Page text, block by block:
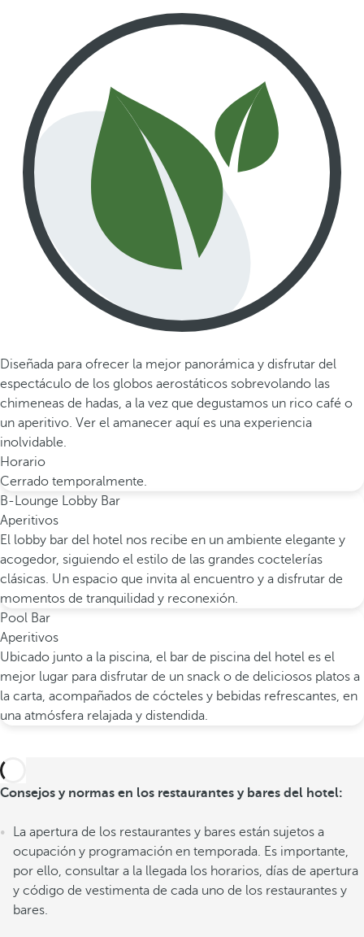
Diseñada para ofrecer la mejor panorámica y disfrutar del
espectáculo de los globos aerostáticos sobrevolando las
chimeneas de hadas, a la vez que degustamos un rico café o
un aperitivo. Ver el amanecer aquí es una experiencia
inolvidable.
Horario
Cerrado temporalmente.
B-Lounge Lobby Bar
Aperitivos
El lobby bar del hotel nos recibe en un ambiente elegante y
acogedor, siguiendo el estilo de las grandes coctelerías
clásicas. Un espacio que invita al encuentro y a disfrutar de
momentos de tranquilidad y reconexión.
Pool Bar
Aperitivos
Ubicado junto a la piscina, el bar de piscina del hotel es el
mejor lugar para disfrutar de un snack o de deliciosos platos a
la carta, acompañados de cócteles y bebidas refrescantes, en
una atmósfera relajada y distendida.
Consejos y normas en los restaurantes y bares del hotel:
La apertura de los restaurantes y bares están sujetos a
ocupación y programación en temporada. Es importante,
por ello, consultar a la llegada los horarios, días de apertura
y código de vestimenta de cada uno de los restaurantes y
bares.